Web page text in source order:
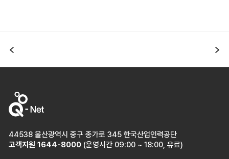
이전
44538 울산광역시 중구 종가로 345 한국산업인력공단
고객지원 1644-8000 (운영시간 09:00 ~ 18:00, 유료)